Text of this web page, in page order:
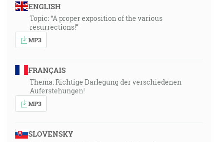
ENGLISH
Topic: “A proper exposition of the various
resurrections!”
MP3
FRANÇAIS
Thema: Richtige Darlegung der verschiedenen
Auferstehungen!
MP3
SLOVENSKY